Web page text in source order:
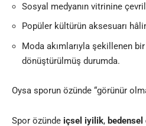
Sosyal medyanın vitrinine
Popüler kültürün aksesuarı
Moda akımlarıyla şekillenen
dönüştürülmüş durumda.
Oysa sporun özünde “görünür
Spor özünde içsel iyilik, bedensel